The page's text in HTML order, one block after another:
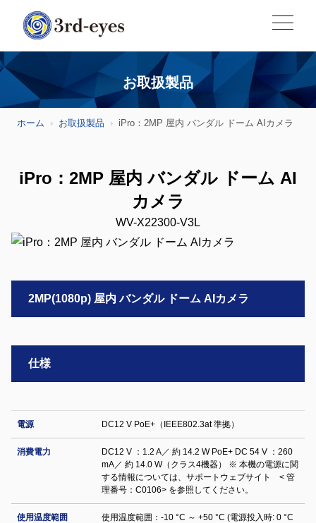
お取扱製品
ホーム お取扱製品 iPro：2MP 屋内 バンダル ドーム AIカメラ
iPro：2MP 屋内 バンダル ドーム AI
カメラ
WV-X22300-V3L
2MP(1080p) 屋内 バンダル ドーム AIカメラ
仕様
電源 DC12 V PoE+（IEEE802.3at 準拠）
消費電力
DC12 V ：1.2 A／ 約 14.2 W PoE+ DC 54 V ：260
mA／ 約 14.0 W（クラス4機器） ※ 本機の電源に関
する情報については、サポートウェブサイト < 管
理番号：C0106> を参照してください。
使用温度範囲
使用温度範囲：-10 °C ～ +50 °C (電源投入時: 0 °C